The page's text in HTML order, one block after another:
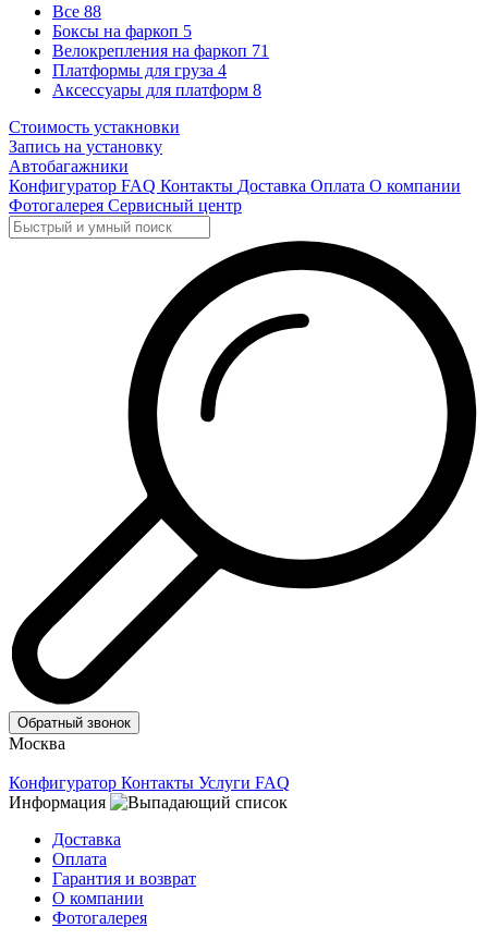
Все 88
Боксы на фаркоп 5
Велокрепления на фаркоп 71
Платформы для груза 4
Аксессуары для платформ 8
Стоимость устакновки
Запись на установку
Автобагажники
Конфигуратор FAQ Контакты Доставка Оплата О компании
Фотогалерея Сервисный центр
Обратный звонок
Москва
Конфигуратор Контакты Услуги FAQ
Информация
Доставка
Оплата
Гарантия и возврат
О компании
Фотогалерея